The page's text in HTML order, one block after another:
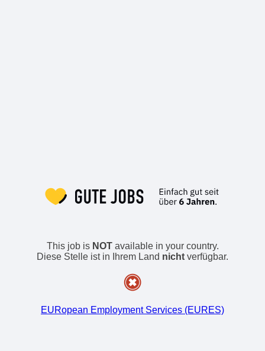
This job is NOTavailable in your country.
Diese Stelle ist in Ihrem Land nicht verfügbar.
EURopean Employment Services (EURES)